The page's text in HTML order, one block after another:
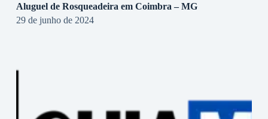
Aluguel de Rosqueadeira em Coimbra – MG
29 de junho de 2024